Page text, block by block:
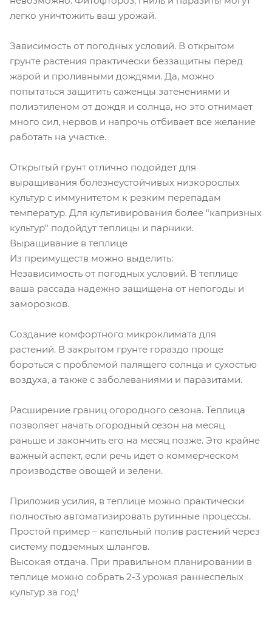
легко уничтожить ваш урожай.
Зависимость от погодных условий. В открытом
грунте растения практически беззащитны перед
жарой и проливными дождями. Да, можно
попытаться защитить саженцы затенениями и
полиэтиленом от дождя и солнца, но это отнимает
много сил, нервов и напрочь отбивает все желание
работать на участке.
Открытый грунт отлично подойдет для
выращивания болезнеустойчивых низкорослых
культур с иммунитетом к резким перепадам
температур. Для культивирования более "капризных
культур" подойдут теплицы и парники.
Выращивание в теплице
Из преимуществ можно выделить:
Независимость от погодных условий. В теплице
ваша рассада надежно защищена от непогоды и
заморозков.
Создание комфортного микроклимата для
растений. В закрытом грунте гораздо проще
бороться с проблемой палящего солнца и сухостью
воздуха, а также с заболеваниями и паразитами.
Расширение границ огородного сезона. Теплица
позволяет начать огородный сезон на месяц
раньше и закончить его на месяц позже. Это крайне
важный аспект, если речь идет о коммерческом
производстве овощей и зелени.
Приложив усилия, в теплице можно практически
полностью автоматизировать рутинные процессы.
Простой пример – капельный полив растений через
систему подземных шлангов.
Высокая отдача. При правильном планировании в
теплице можно собрать 2-3 урожая раннеспелых
культур за год!